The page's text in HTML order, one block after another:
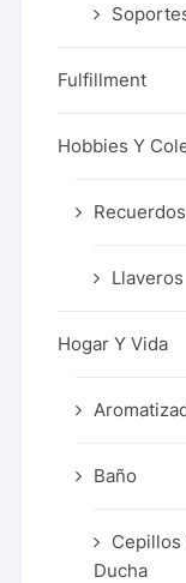
Fulfillment
Hobbies Y
Recuerdos
Llaveros
Hogar Y Vida
Baño
Cepillos
Ducha